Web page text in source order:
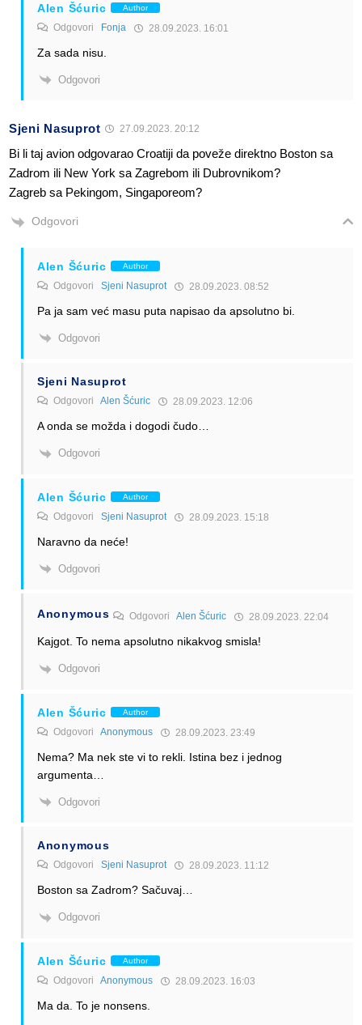
Alen Šćuric Author
Odgovori Fonja 28.09.2023. 16:01
Za sada nisu.
Odgovori
Sjeni Nasuprot 27.09.2023. 20:12
Bi li taj avion odgovarao Croatiji da poveže direktno Boston sa
Zadrom ili New York sa Zagrebom ili Dubrovnikom?
Zagreb sa Pekingom, Singaporeom?
Odgovori
Alen Šćuric Author
Odgovori Sjeni Nasuprot 28.09.2023. 08:52
Pa ja sam već masu puta napisao da apsolutno bi.
Odgovori
Sjeni Nasuprot
Odgovori Alen Šćuric 28.09.2023. 12:06
A onda se možda i dogodi čudo…
Odgovori
Alen Šćuric Author
Odgovori Sjeni Nasuprot 28.09.2023. 15:18
Naravno da neće!
Odgovori
Anonymous OdgovoriAlen Šćuric 28.09.2023. 22:04
Kajgot. To nema apsolutno nikakvog smisla!
Odgovori
Alen Šćuric Author
Odgovori Anonymous 28.09.2023. 23:49
Nema? Ma nek ste vi to rekli. Istina bez i jednog
argumenta…
Odgovori
Anonymous
Odgovori Sjeni Nasuprot 28.09.2023. 11:12
Boston sa Zadrom? Sačuvaj…
Odgovori
Alen Šćuric Author
Odgovori Anonymous 28.09.2023. 16:03
Ma da. To je nonsens.